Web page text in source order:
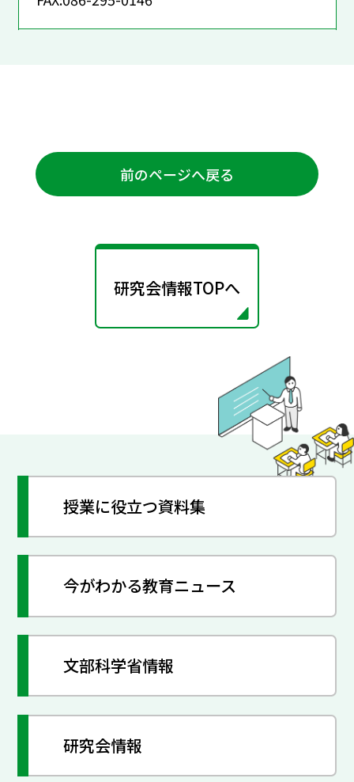
前のページへ戻る
研究会情報TOPへ
授業に役立つ資料集
今がわかる教育ニュース
文部科学省情報
研究会情報